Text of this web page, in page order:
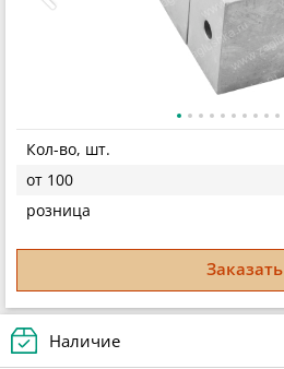
Кол-во, шт.
от 100
розница
Заказать
Наличие